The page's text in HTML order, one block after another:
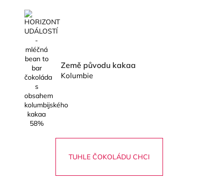
Země původu kakaa
Kolumbie
TUHLE ČOKOLÁDU CHCI